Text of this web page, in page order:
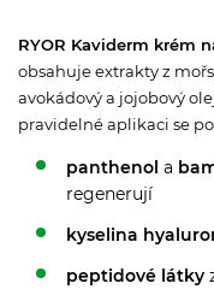
RYOR Kaviderm krém
obsahuje extrakty z
avokádový a jojobový
pravidelné aplikaci se
panthenol a
regenerují
kyselina
peptidové látky